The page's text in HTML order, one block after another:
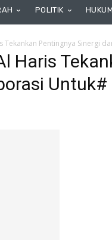
POLITIK HUKUM
Tekankan Pentingnya Sinergi
Haris